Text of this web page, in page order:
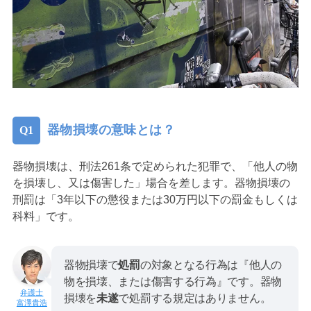
器物損壊の意味とは？
器物損壊は、刑法261条で定められた犯罪で、「他人の物
を損壊し、又は傷害した」場合を差します。器物損壊の
刑罰は「3年以下の懲役または30万円以下の罰金もしくは
科料」です。
富澤貴浩
器物損壊で処罰の対象となる行為は『他人の
物を損壊、または傷害する行為』です。器物
損壊を未遂で処罰する規定はありません。